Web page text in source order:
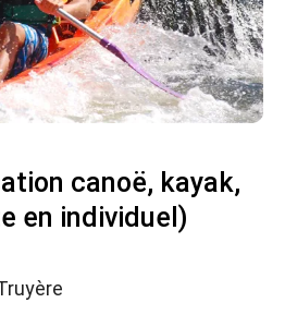
canoë, kayak,
en individuel)